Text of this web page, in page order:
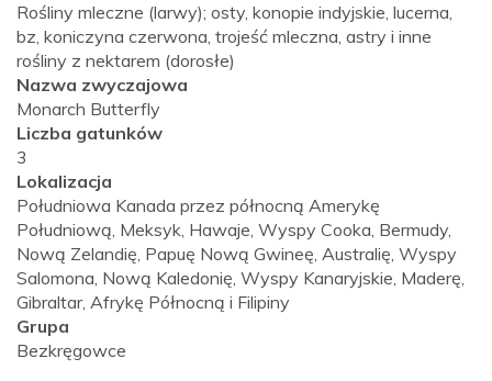
Rośliny mleczne (larwy); osty, konopie indyjskie, lucerna,
bz, koniczyna czerwona, trojeść mleczna, astry i inne
rośliny z nektarem (dorosłe)
Nazwa zwyczajowa
Monarch Butterfly
Liczba gatunków
3
Lokalizacja
Południowa Kanada przez północną Amerykę
Południową, Meksyk, Hawaje, Wyspy Cooka, Bermudy,
Nową Zelandię, Papuę Nową Gwineę, Australię, Wyspy
Salomona, Nową Kaledonię, Wyspy Kanaryjskie, Maderę,
Gibraltar, Afrykę Północną i Filipiny
Grupa
Bezkręgowce